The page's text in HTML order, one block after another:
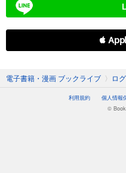

電子書籍・漫画 ブックライブ 〉 ロ
利用規約 個人情報
©